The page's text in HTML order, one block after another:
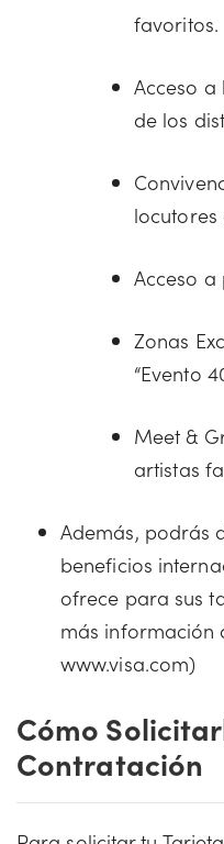
favoritos.
Acceso a
de los
locutores
Acceso a
Zonas
“Evento
Meet &
artistas
Además, podrás
beneficios
ofrece para sus
más información
www.visa.com)
Cómo
Contratación